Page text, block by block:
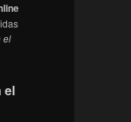
el
el